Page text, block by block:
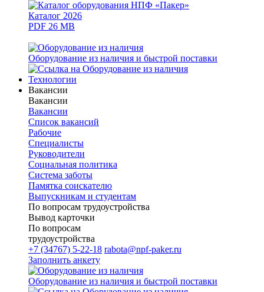
Каталог 2026
PDF 26 MB
Оборудование из наличия и быстрой поставки
Технологии
Вакансии
Вакансии
Вакансии
Список вакансий
Рабочие
Специалисты
Руководители
Cоциальная политика
Система заботы
Памятка соискателю
Выпускникам и студентам
По вопросам трудоустройства
Вывод карточки
По вопросам
трудоустройства
+7 (34767) 5-22-18 rabota@npf-paker.ru
Заполнить анкету
Оборудование из наличия и быстрой поставки